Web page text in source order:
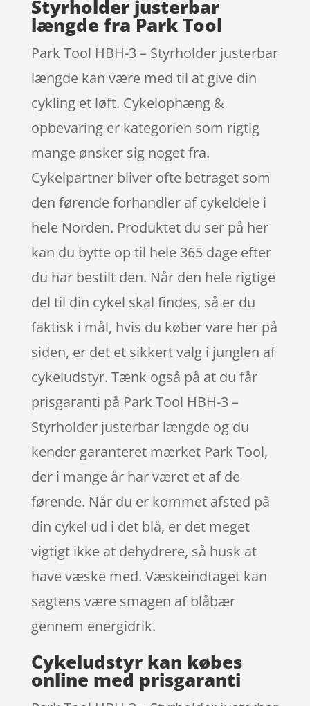
Styrholder justerbar
længde fra Park Tool
Park Tool HBH-3 – Styrholder justerbar
længde kan være med til at give din
cykling et løft. Cykelophæng &
opbevaring er kategorien som rigtig
mange ønsker sig noget fra.
Cykelpartner bliver ofte betraget som
den førende forhandler af cykeldele i
hele Norden. Produktet du ser på her
kan du bytte op til hele 365 dage efter
du har bestilt den. Når den hele rigtige
del til din cykel skal findes, så er du
faktisk i mål, hvis du køber vare her på
siden, er det et sikkert valg i junglen af
cykeludstyr. Tænk også på at du får
prisgaranti på Park Tool HBH-3 –
Styrholder justerbar længde og du
kender garanteret mærket Park Tool,
der i mange år har været et af de
førende. Når du er kommet afsted på
din cykel ud i det blå, er det meget
vigtigt ikke at dehydrere, så husk at
have væske med. Væskeindtaget kan
sagtens være smagen af blåbær
gennem energidrik.
Cykeludstyr kan købes
online med prisgaranti